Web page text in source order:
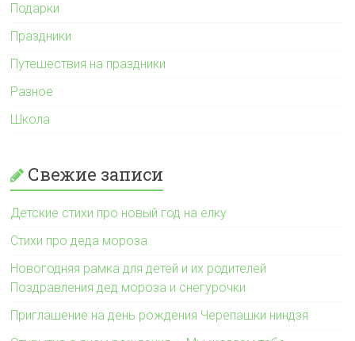
Подарки
Праздники
Путешествия на праздники
Разное
Школа
Свежие записи
Детские стихи про новый год на елку
Стихи про деда мороза
Новогодняя рамка для детей и их родителей
Поздравления дед мороза и снегурочки
Приглашение на день рождения Черепашки ниндзя